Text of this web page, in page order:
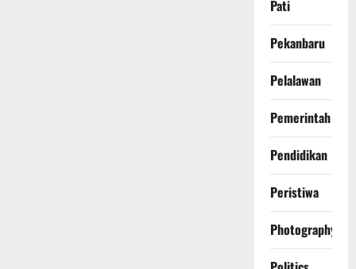
Pati
Pekanbaru
Pelalawan
Pemerintah
Pendidikan
Peristiwa
Photography